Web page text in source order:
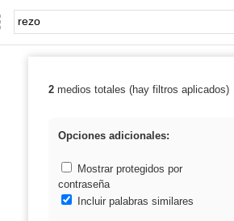
Palabra o frase:
Resultados de: rezo
2medios totales (hay filtros aplicados)
Opciones adicionales:
Mostrar protegidos por
contraseña
Incluir palabras similares